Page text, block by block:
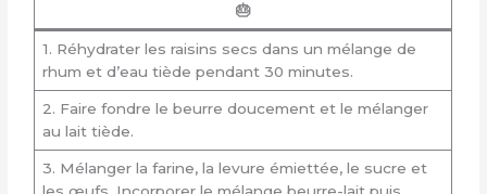
🎂
1. Réhydrater les raisins secs dans un mélange de
rhum et d’eau tiède pendant 30 minutes.
2. Faire fondre le beurre doucement et le mélanger
au lait tiède.
3. Mélanger la farine, la levure émiettée, le sucre et